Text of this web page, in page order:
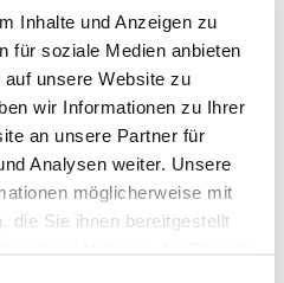
Inhalte und Anzeigen zu
für soziale Medien anbieten
unsere Website zu
wir Informationen zu Ihrer
an unsere Partner für
Analysen weiter. Unsere
möglicherweise mit
die Sie ihnen bereitgestellt
wurde die Diskussion von
Anlagekunden und Mitglied
Kantonalbank. Auch
einbringen und den
stellen. Das Forum bot den
Raum für einen regen
Apéro hatten die
die besprochenen
mit den Exponenten in